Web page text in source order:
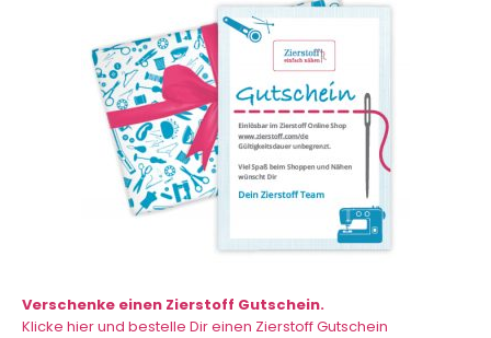
Verschenke einen Zierstoff Gutschein.
Klicke hier und bestelle Dir einen Zierstoff Gutschein